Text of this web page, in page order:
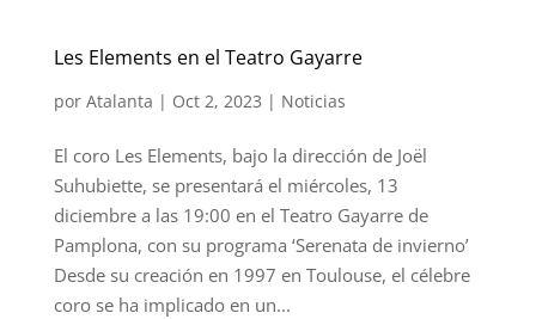
Les Elements en el Teatro Gayarre
por Atalanta | Oct 2, 2023 | Noticias
El coro Les Elements, bajo la dirección de Joël
Suhubiette, se presentará el miércoles, 13
diciembre a las 19:00 en el Teatro Gayarre de
Pamplona, con su programa ‘Serenata de invierno’
Desde su creación en 1997 en Toulouse, el célebre
coro se ha implicado en un...